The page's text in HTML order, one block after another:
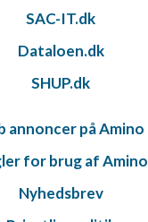
SAC-IT.dk
Dataloen.dk
SHUP.dk
annoncer på Amino
for brug af Amino
Nyhedsbrev